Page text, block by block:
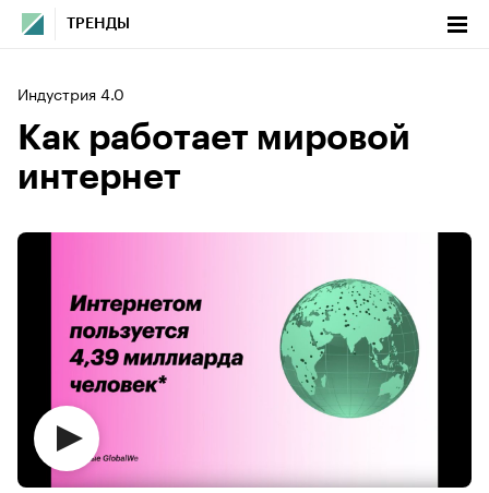
ТРЕНДЫ
Индустрия 4.0
Как работает мировой
интернет